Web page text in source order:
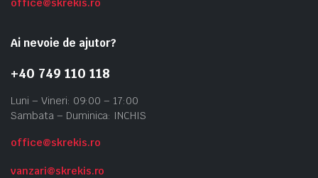
office@skrekis.ro
Ai nevoie de ajutor?
+40 749 110 118
Luni – Vineri: 09:00 – 17:00
Sambata – Duminica: INCHIS
office@skrekis.ro
vanzari@skrekis.ro